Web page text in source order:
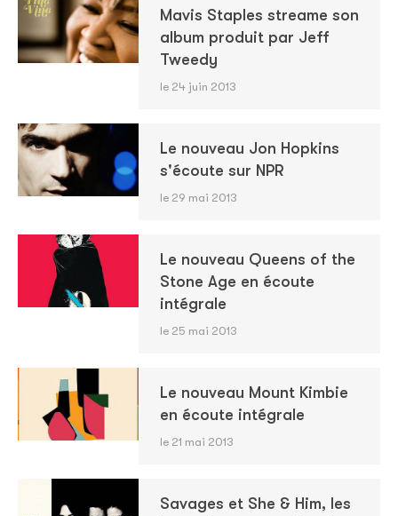
Mavis Staples streame son
album produit par Jeff
Tweedy
le 24 juin 2013
Le nouveau Jon Hopkins
s'écoute sur NPR
le 29 mai 2013
Le nouveau Queens of the
Stone Age en écoute
intégrale
le 25 mai 2013
Le nouveau Mount Kimbie
en écoute intégrale
le 21 mai 2013
Savages et She & Him, les